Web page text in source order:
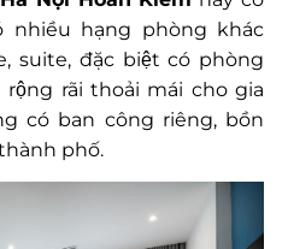
hạng phòng khác
suite, đặc biệt có phòng
rãi thoải mái cho gia
có ban công riêng, bồn
phố.